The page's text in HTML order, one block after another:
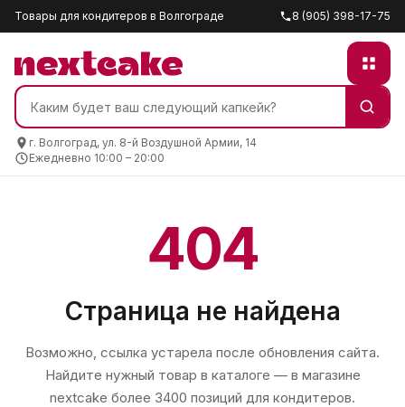
Товары для кондитеров в Волгограде 8 (905) 398-17-75
г. Волгоград, ул. 8-й Воздушной Армии, 14
Ежедневно 10:00 – 20:00
404
Страница не найдена
Возможно, ссылка устарела после обновления сайта.
Найдите нужный товар в каталоге — в магазине
nextcake более 3400 позиций для кондитеров.